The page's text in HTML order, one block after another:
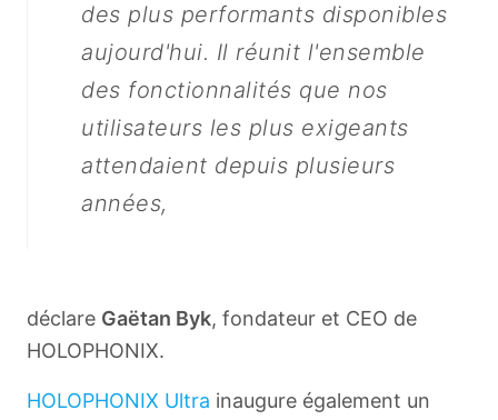
des plus performants disponibles
aujourd'hui. Il réunit l'ensemble
des fonctionnalités que nos
utilisateurs les plus exigeants
attendaient depuis plusieurs
années,
déclare Gaëtan Byk, fondateur et CEO de
HOLOPHONIX.
HOLOPHONIX Ultra inaugure également un